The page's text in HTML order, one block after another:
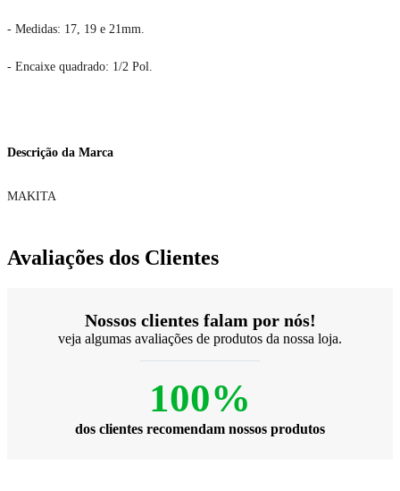
- Medidas: 17, 19 e 21mm.
- Encaixe quadrado: 1/2 Pol.
Descrição da Marca
MAKITA
Avaliações dos Clientes
Nossos clientes falam por nós!
veja algumas avaliações de produtos da nossa loja.
100%
dos clientes recomendam nossos produtos